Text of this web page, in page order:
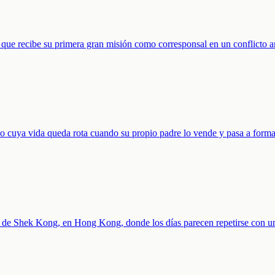
recibe su primera gran misión como corresponsal en un conflicto
vida queda rota cuando su propio padre lo vende y pasa a
Shek Kong, en Hong Kong, donde los días parecen repetirse con